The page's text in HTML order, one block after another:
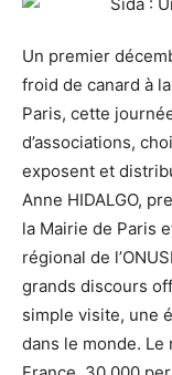
Un premier
froid de canard à
Paris, cette
d’associations,
exposent et
Anne HIDALGO,
la Mairie de Paris
régional de
grands discours
simple visite, une
dans le monde. Le